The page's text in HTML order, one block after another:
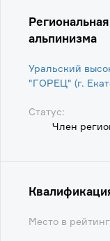
альпинизма
Уральский
"ГОРЕЦ" (г.
Статус:
Член
Место в